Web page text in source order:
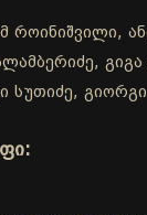
როინიშვილი,
გიორგი